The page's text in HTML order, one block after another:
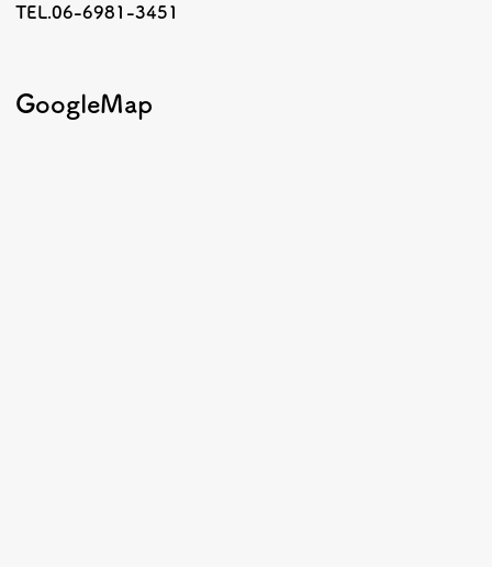
TEL.06-6981-3451
GoogleMap